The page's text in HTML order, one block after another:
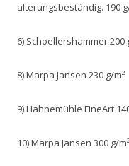
alterungsbeständig. 190
6) Schoellershammer 200
8) Marpa Jansen 230 g/m²
9) Hahnemühle FineArt
10) Marpa Jansen 300 g/m²